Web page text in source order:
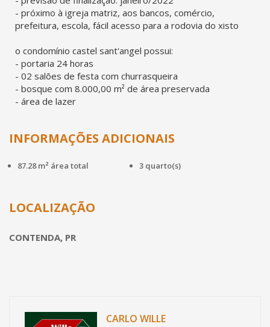
- próximo à igreja matriz, aos bancos, comércio,
prefeitura, escola, fácil acesso para a rodovia do xisto
o condomínio castel sant'angel possui:
- portaria 24 horas
- 02 salões de festa com churrasqueira
- bosque com 8.000,00 m² de área preservada
- área de lazer
INFORMAÇÕES ADICIONAIS
87.28 m² área total 3 quarto(s)
LOCALIZAÇÃO
CONTENDA, PR
CARLO WILLE